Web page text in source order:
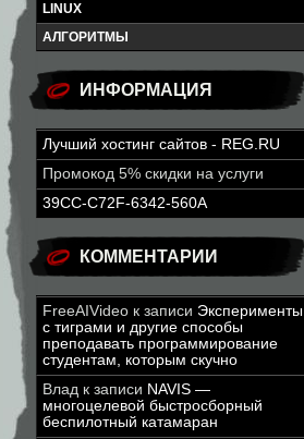
LINUX
АЛГОРИТМЫ
ИНФОРМАЦИЯ
Лучший хостинг сайтов - REG.RU
Промокод 5% скидки на услуги
39CC-C72F-6342-560A
КОММЕНТАРИИ
FreeAIVideo к записи Эксперименты
с тиграми и другие способы
преподавать программирование
студентам, которым скучно
Влад к записи NAVIS —
многоцелевой быстросборный
беспилотный катамаран